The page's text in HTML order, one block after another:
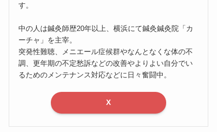
す。
中の人は鍼灸師歴20年以上、横浜にて鍼灸鍼灸院「カ
ーチャ」を主宰。
突発性難聴、メニエール症候群やなんとなくな体の不
調、更年期の不定愁訴などの改善やよりよい自分でい
るためのメンテナンス対応などに日々奮闘中。
X